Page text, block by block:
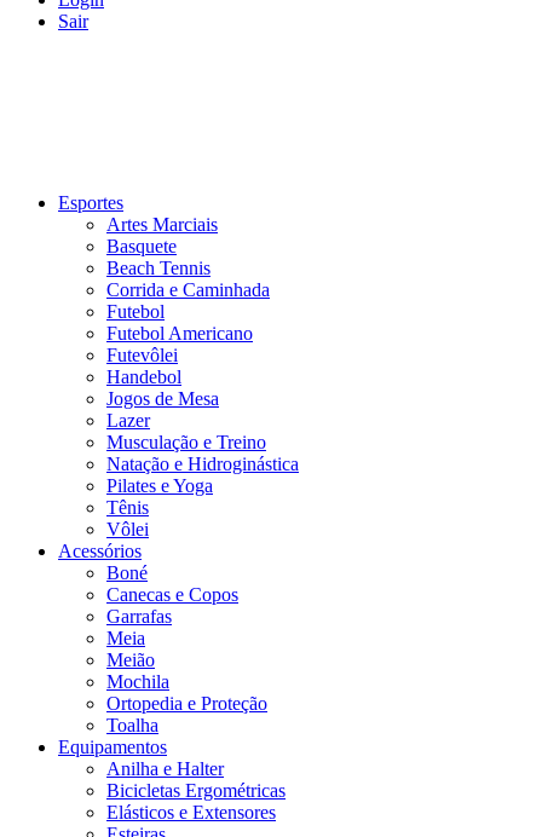
Sair
Esportes
Artes Marciais
Basquete
Beach Tennis
Corrida e Caminhada
Futebol
Futebol Americano
Futevôlei
Handebol
Jogos de Mesa
Lazer
Musculação e Treino
Natação e Hidroginástica
Pilates e Yoga
Tênis
Vôlei
Acessórios
Boné
Canecas e Copos
Garrafas
Meia
Meião
Mochila
Ortopedia e Proteção
Toalha
Equipamentos
Anilha e Halter
Bicicletas Ergométricas
Elásticos e Extensores